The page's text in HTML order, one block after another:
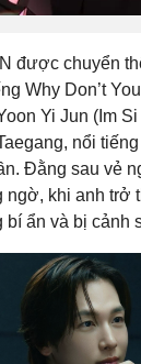
được chuyển
Why Don’t
Yi Jun (Im
nổi
Đằng sau vẻ
ngờ, khi anh trở
bí ẩn và bị cảnh